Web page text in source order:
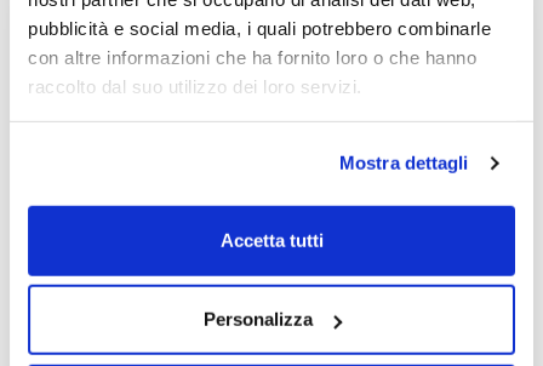
pubblicità e social media, i quali potrebbero combinarle
con altre informazioni che ha fornito loro o che hanno
raccolto dal suo utilizzo dei loro servizi.
Mostra dettagli
Accetta tutti
Personalizza
Non accontentarti solo degli
articoli Free!
ai servizi